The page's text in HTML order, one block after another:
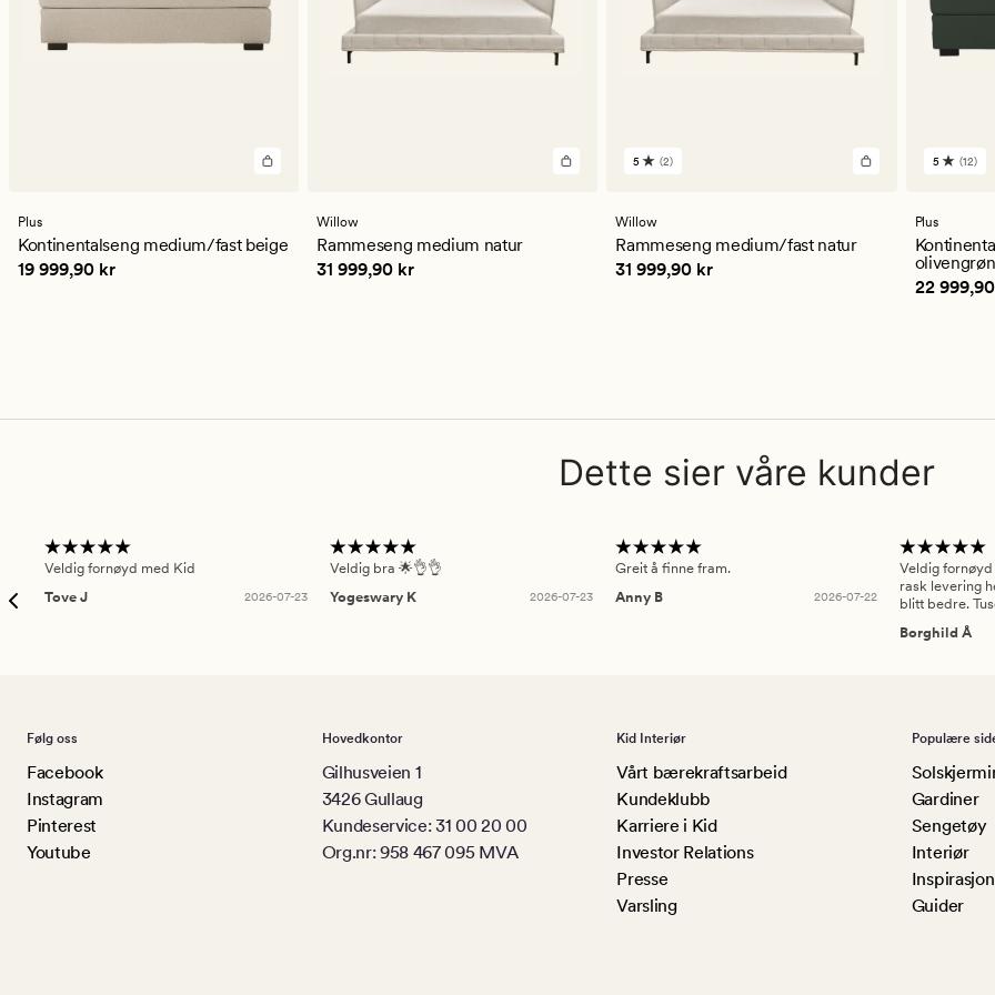
Plus
Kontinentalseng medium/fast beige
Pris 19 999,90 kr
19 999,90 kr
Willow
Rammeseng medium natur
Pris 31 999,90 kr
31 999,90 kr
2
en
gjennomsnittlig
vurdering
på
5 (2)
Willow
Rammeseng medium/fast natur
Pris 31 999,90 kr
31 999,90 kr
12
en
på
5
5 (12)
Plus
Pris 22
22
Dette sier våre kunder
Veldig fornøyd med Kid
Tove J
2026-07-23
Veldig bra 🌟👌👌
Yogeswary K
2026-07-23
Greit å finne fram.
Anny B
2026-07-22
Veldig
rask levering
blitt bedre.
Borghild Å
Følg oss
Facebook
Instagram
Pinterest
Youtube
Hovedkontor
Gilhusveien 1
3426 Gullaug
Kundeservice: 31 00 20 00
Org.nr: 958 467 095 MVA
Kid Interiør
Vårt bærekraftsarbeid
Kundeklubb
Karriere i Kid
Investor Relations
Presse
Varsling
Populære
Gardiner
Sengetøy
Interiør
Inspirasjon
Guider